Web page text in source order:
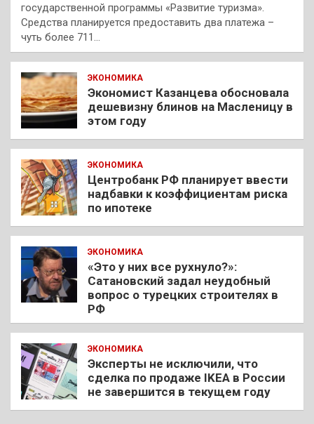
государственной программы «Развитие туризма».
Средства планируется предоставить два платежа –
чуть более 711…
ЭКОНОМИКА
Экономист Казанцева обосновала
дешевизну блинов на Масленицу в
этом году
ЭКОНОМИКА
Центробанк РФ планирует ввести
надбавки к коэффициентам риска
по ипотеке
ЭКОНОМИКА
«Это у них все рухнуло?»:
Сатановский задал неудобный
вопрос о турецких строителях в
РФ
ЭКОНОМИКА
Эксперты не исключили, что
сделка по продаже IKEA в России
не завершится в текущем году